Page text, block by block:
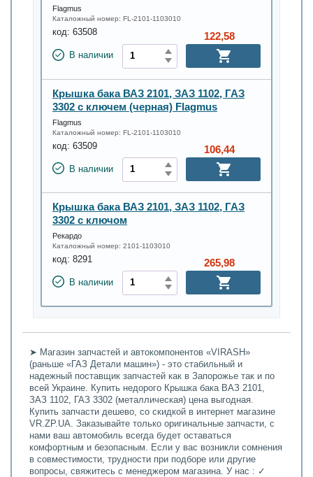
Flagmus
Каталожный номер: FL-2101-1103010
код: 63508
В наличии
122,58
Крышка бака ВАЗ 2101, ЗАЗ 1102, ГАЗ
3302 с ключем (черная) Flagmus
Flagmus
Каталожный номер: FL-2101-1103010
код: 63509
В наличии
106,44
Крышка бака ВАЗ 2101, ЗАЗ 1102, ГАЗ
3302 с ключом
Рекардо
Каталожный номер: 2101-1103010
код: 8291
В наличии
265,98
➤ Магазин запчастей и автокомпонентов «VIRASH»
(раньше «ГАЗ Детали машин») - это стабильный и
надежный поставщик запчастей как в Запорожье так и по
всей Украине. Купить недорого Крышка бака ВАЗ 2101,
ЗАЗ 1102, ГАЗ 3302 (металлическая) цена выгодная.
Купить запчасти дешево, со скидкой в интернет магазине
VR.ZP.UA. Заказывайте только оригинальные запчасти, с
нами ваш автомобиль всегда будет оставаться
комфортным и безопасным. Если у вас возникли сомнения
в совместимости, трудности при подборе или другие
вопросы, свяжитесь с менеджером магазина. У нас : ✓